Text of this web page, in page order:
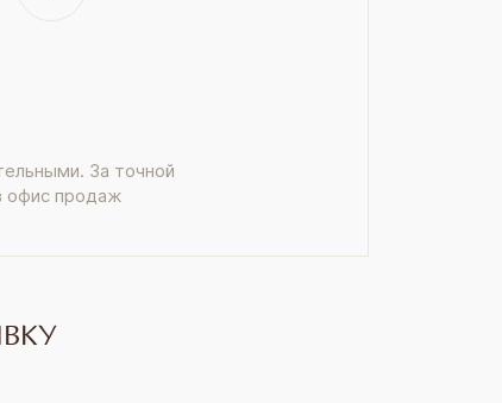
За точной
офис продаж